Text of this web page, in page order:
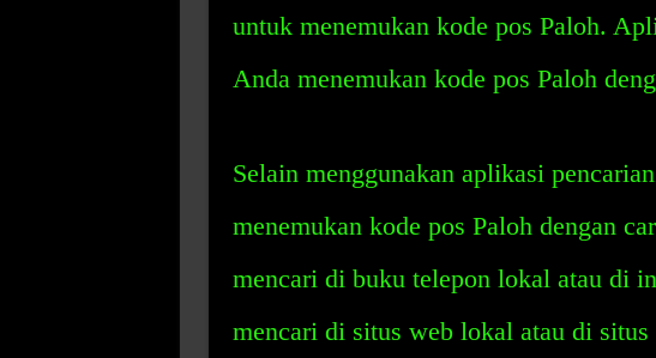
untuk menemukan kode pos Paloh.
Anda menemukan kode pos Paloh
Selain menggunakan aplikasi
menemukan kode pos Paloh dengan
mencari di buku telepon lokal atau di
mencari di situs web lokal atau di situs